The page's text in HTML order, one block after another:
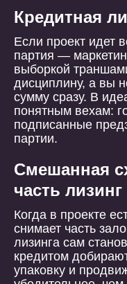
Кредитная
Если проект идет
партия —
выборкой
дисциплину, а вы
сумму сразу. В
понятным вехам:
подписанные
партии.
Смешанная
часть лизинг
Когда в проекте
снимает часть
лизинга сам
кредитом
упаковку и